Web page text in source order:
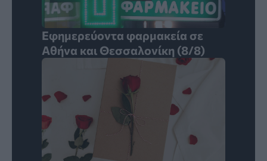
Εφημερεύοντα φαρμακεία σε
Αθήνα και Θεσσαλονίκη (8/8)